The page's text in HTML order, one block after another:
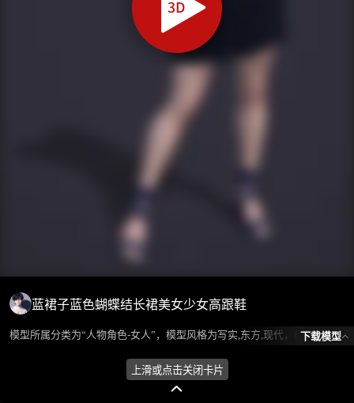
蓝裙子蓝色蝴蝶结长裙美女少女高跟鞋
模型所属分类为“人物角色-女人”，模型风格为写实,东方,现代，模型ID为102067，本模型由设计师 ℒℴѵℯ蓝色的梦এ⁵²º᭄এ 在2024-09-12 09:31:59上传，含.fbx，.gltf相关源文件下载格式，点数为510621，面数为781166，材质数为39，贴图数为12，CG美术之家持续为您更新与数字孪生、影视动画和游戏VR等相关优质资源。
下载模型
上滑或点击关闭卡片